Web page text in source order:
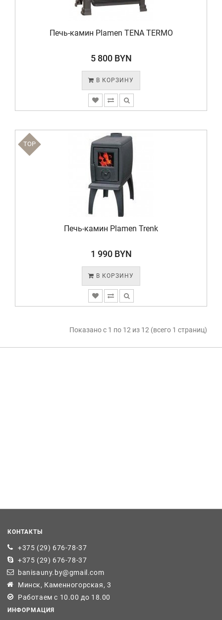
Печь-камин Plamen TENA TERMO
5 800 BYN
В КОРЗИНУ
TOP
Печь-камин Plamen Trenk
1 990 BYN
В КОРЗИНУ
Показано с 1 по 12 из 12 (всего 1 страниц)
КОНТАКТЫ
+375 (29) 676-78-37
+375 (29) 676-78-37
banisauny.by@gmail.com
Минск, Каменногорская, 3
Работаем с 10.00 до 18.00
ИНФОРМАЦИЯ